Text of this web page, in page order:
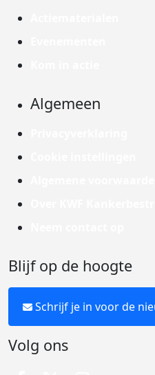
Algemeen
Blijf op de hoogte
Schrijf je in voor de
Volg ons